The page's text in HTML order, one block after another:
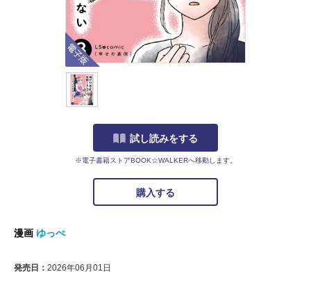
試し読みをする
※電子書籍ストアBOOK☆WALKERへ移動します。
購入する
漫画 ゆっぺ
発売日： 2026年06月01日